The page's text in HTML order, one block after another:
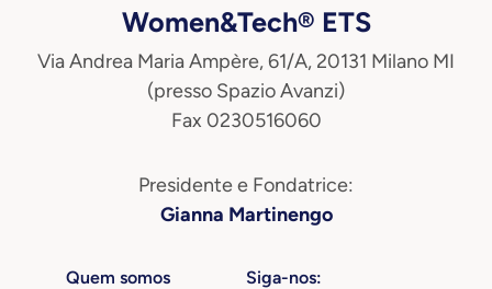
Women&Tech® ETS
Via Andrea Maria Ampère, 61/A, 20131 Milano MI
(presso Spazio Avanzi)
Fax 0230516060
Presidente e Fondatrice:
Gianna Martinengo
Quem somos Siga-nos: